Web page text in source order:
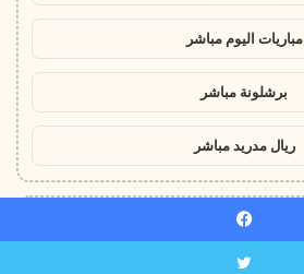
مباريات اليوم مباشر
برشلونة مباشر
ريال مدريد مباشر